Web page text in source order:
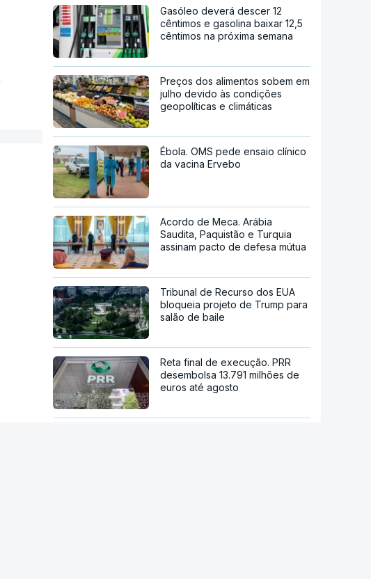
Gasóleo deverá descer 12
cêntimos e gasolina baixar 12,5
cêntimos na próxima semana
Preços dos alimentos sobem em
julho devido às condições
geopolíticas e climáticas
Ébola. OMS pede ensaio clínico
da vacina Ervebo
Acordo de Meca. Arábia
Saudita, Paquistão e Turquia
assinam pacto de defesa mútua
Tribunal de Recurso dos EUA
bloqueia projeto de Trump para
salão de baile
Reta final de execução. PRR
desembolsa 13.791 milhões de
euros até agosto